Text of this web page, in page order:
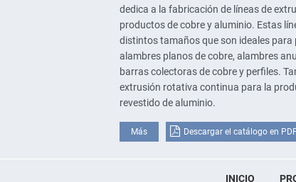
dedica a la fabricación de líneas de
productos de cobre y aluminio. Estas
distintos tamaños que son ideales
alambres planos de cobre, alambres
barras colectoras de cobre y perfiles.
extrusión rotativa continua para la
revestido de aluminio.
Más Descargar el catálogo en
INICIO